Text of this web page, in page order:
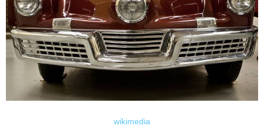
wikimedia